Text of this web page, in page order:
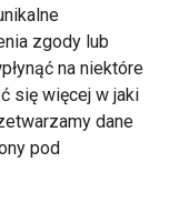
zgody lub
na niektóre
się więcej w jaki
dane
pod